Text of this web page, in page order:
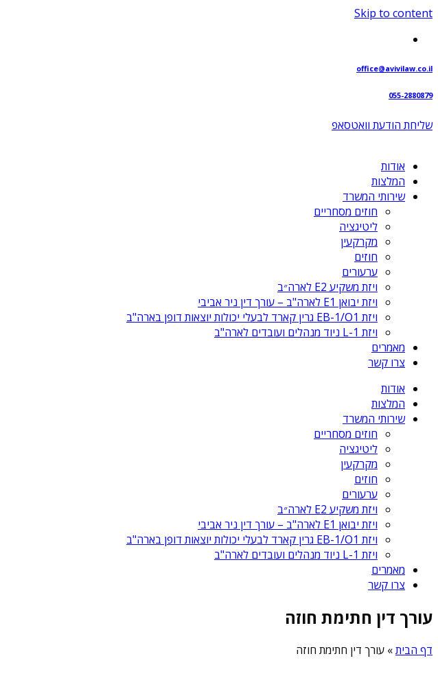
Skip to content
office@avivilaw.co.il
055-2880879
שליחת הודעת וואטסאפ⁩
אודות
המלצות
שירותי המשרד
חוזים מסחריים
ליטיגציה
מקרקעין
חוזים
ערעורים
ויזת משקיע E2 לארה״ב
ויזת יבואן E1 לארה"ב – עורך דין ניר אביבי
ויזת EB-1/O1 גרין קארד לבעלי יכולות יוצאות דופן בארה"ב
ויזת L-1 ניוד מנהלים ועובדים לארה"ב
מאמרים
צרו קשר
אודות
המלצות
שירותי המשרד
חוזים מסחריים
ליטיגציה
מקרקעין
חוזים
ערעורים
ויזת משקיע E2 לארה״ב
ויזת יבואן E1 לארה"ב – עורך דין ניר אביבי
ויזת EB-1/O1 גרין קארד לבעלי יכולות יוצאות דופן בארה"ב
ויזת L-1 ניוד מנהלים ועובדים לארה"ב
מאמרים
צרו קשר
עורך דין חתימת חוזה
דף הבית» עורך דין חתימת חוזה